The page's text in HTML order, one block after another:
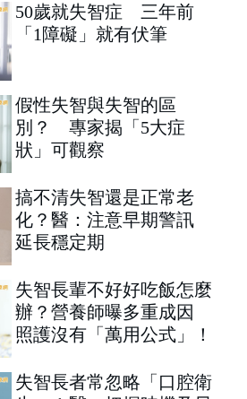
50歲就失智症 三年前
「1障礙」就有伏筆
假性失智與失智的區
別？ 專家揭「5大症
狀」可觀察
搞不清失智還是正常老
化？醫：注意早期警訊
延長穩定期
失智長輩不好好吃飯怎麼
辦？營養師曝多重成因
照護沒有「萬用公式」！
失智長者常忽略「口腔衛